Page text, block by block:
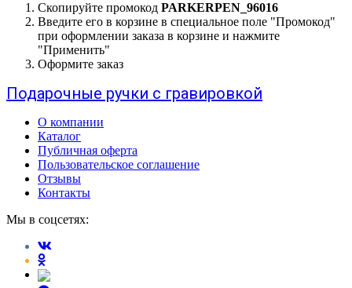
Скопируйте промокод PARKERPEN_96016
Введите его в корзине в специальное поле "Промокод"
при оформлении заказа в корзине и нажмите
"Применить"
Оформите заказ
Подарочные ручки с гравировкой
О компании
Каталог
Публичная оферта
Пользовательское соглашение
Отзывы
Контакты
Мы в соцсетях: